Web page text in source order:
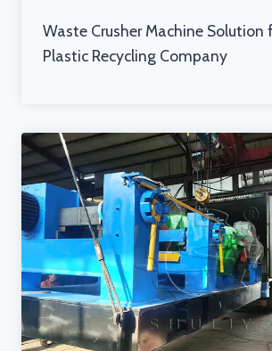
Waste Crusher Machine Solution
Plastic Recycling Company